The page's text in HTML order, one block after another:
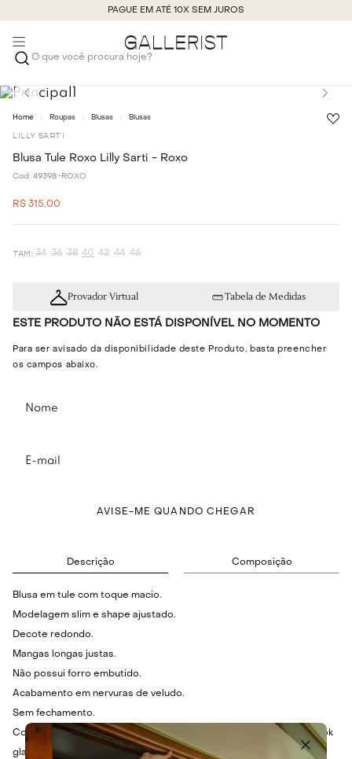
PAGUE EM ATÉ 10X SEM JUROS
O que você procura hoje?
Roupas Blusas Blusas
LILLY SARTI
Blusa Tule Roxo Lilly Sarti - Roxo
Cod: 49398-ROXO
R$ 315,00
34 36 38 40 42 44 46
Provador Virtual Tabela de Medidas
ESTE PRODUTO NÃO ESTÁ DISPONÍVEL NO MOMENTO
Para ser avisado da disponibilidade deste Produto, basta preencher
os campos abaixo.
AVISE-ME QUANDO CHEGAR
Descrição Composição
Blusa em tule com toque macio.
Modelagem slim e shape ajustado.
Decote redondo.
Mangas longas justas.
Não possui forro embutido.
Acabamento em nervuras de veludo.
Sem fechamento.
Combine com calça roxa, sandália marrom e cinto dourado para look
glam.